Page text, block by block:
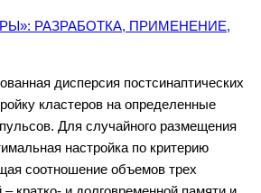
РАЗРАБОТКА, ПРИМЕНЕНИЕ,
дисперсия постсинаптических
кластеров на определенные
Для случайного размещения
настройка по критерию
соотношение объемов трех